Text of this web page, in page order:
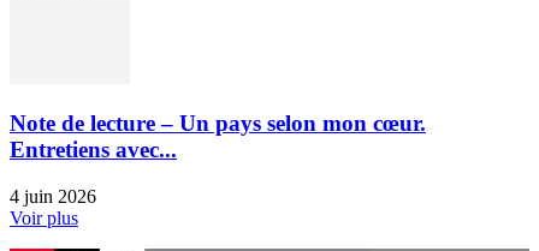
Note de lecture – Un pays selon mon cœur.
Entretiens avec...
4 juin 2026
Voir plus